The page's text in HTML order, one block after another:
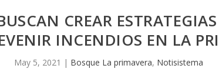
CREAR
INCENDIOS EN LA
May 5, 2021 | Bosque La primavera, Notisistema